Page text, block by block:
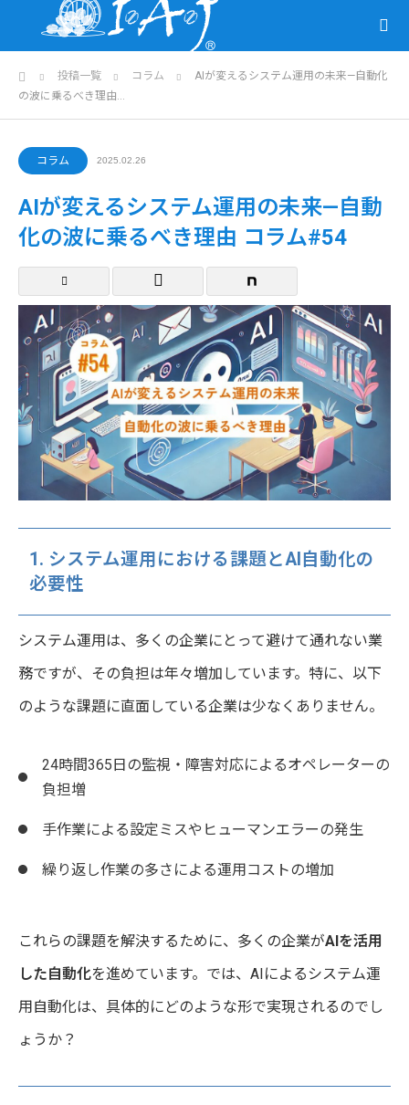
ホーム投稿一覧 コラム
AIが変えるシステム運用の未来—自動化
の波に乗るべき理由…
コラム 2025.02.26
AIが変えるシステム運用の未来—自動
化の波に乗るべき理由 コラム#54
1. システム運用における課題とAI自動化の
必要性
システム運用は、多くの企業にとって避けて通れない業
務ですが、その負担は年々増加しています。特に、以下
のような課題に直面している企業は少なくありません。
24時間365日の監視・障害対応によるオペレーターの
負担増
手作業による設定ミスやヒューマンエラーの発生
繰り返し作業の多さによる運用コストの増加
これらの課題を解決するために、多くの企業がAIを活用
した自動化を進めています。では、AIによるシステム運
用自動化は、具体的にどのような形で実現されるのでし
ょうか？